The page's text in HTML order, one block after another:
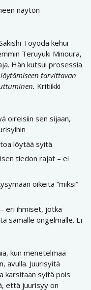
näytön
Toyoda kehui
Teruyuki Minoura,
Hän kutsui prosessia
tarvittavan
Kritiikki
oireisiin sen sijaan,
löytää syitä
tiedon rajat – ei
oikeita ”miksi”-
eri ihmiset, jotka
samalle ongelmalle. Ei
kun menetelmää
avulla. Juurisyitä
karsitaan syitä pois
että juurisyy on